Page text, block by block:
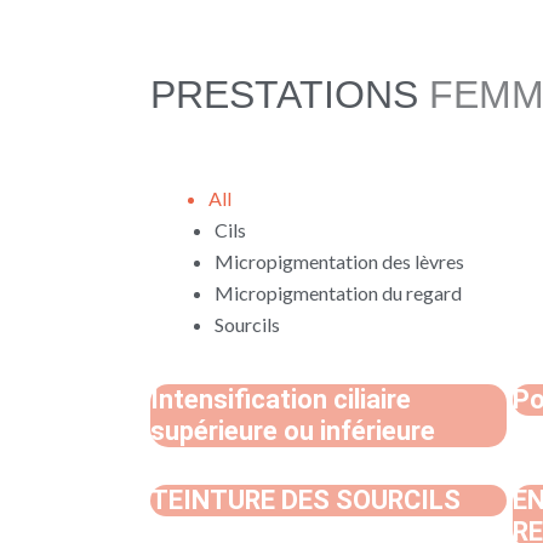
o
o
e
r
g
r
PRESTATIONS
All
Cils
Micropigmentation des lèvres
Micropigmentation du regard
Sourcils
Intensification ciliaire
supérieure ou inférieure
TEINTURE DES SOURCILS